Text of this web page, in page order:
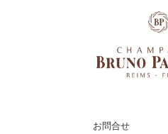
お問合せ